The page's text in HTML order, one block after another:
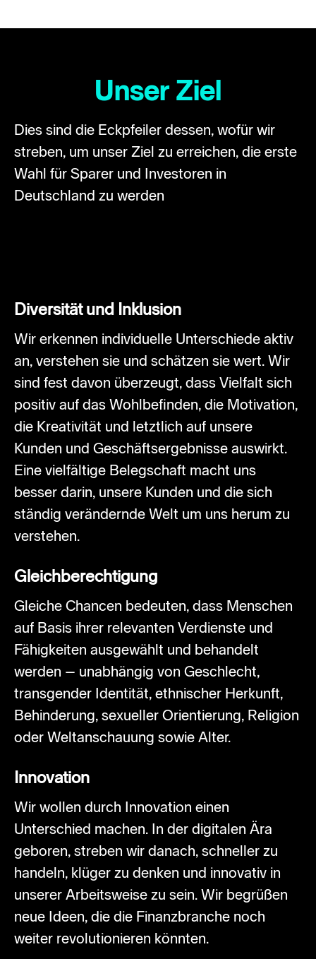
Unser Ziel
Dies sind die Eckpfeiler dessen, wofür wir
streben, um unser Ziel zu erreichen, die erste
Wahl für Sparer und Investoren in
Deutschland zu werden
Diversität und Inklusion
Wir erkennen individuelle Unterschiede aktiv
an, verstehen sie und schätzen sie wert. Wir
sind fest davon überzeugt, dass Vielfalt sich
positiv auf das Wohlbefinden, die Motivation,
die Kreativität und letztlich auf unsere
Kunden und Geschäftsergebnisse auswirkt.
Eine vielfältige Belegschaft macht uns
besser darin, unsere Kunden und die sich
ständig verändernde Welt um uns herum zu
verstehen.
Gleichberechtigung
Gleiche Chancen bedeuten, dass Menschen
auf Basis ihrer relevanten Verdienste und
Fähigkeiten ausgewählt und behandelt
werden – unabhängig von Geschlecht,
transgender Identität, ethnischer Herkunft,
Behinderung, sexueller Orientierung, Religion
oder Weltanschauung sowie Alter.
Innovation
Wir wollen durch Innovation einen
Unterschied machen. In der digitalen Ära
geboren, streben wir danach, schneller zu
handeln, klüger zu denken und innovativ in
unserer Arbeitsweise zu sein. Wir begrüßen
neue Ideen, die die Finanzbranche noch
weiter revolutionieren könnten.